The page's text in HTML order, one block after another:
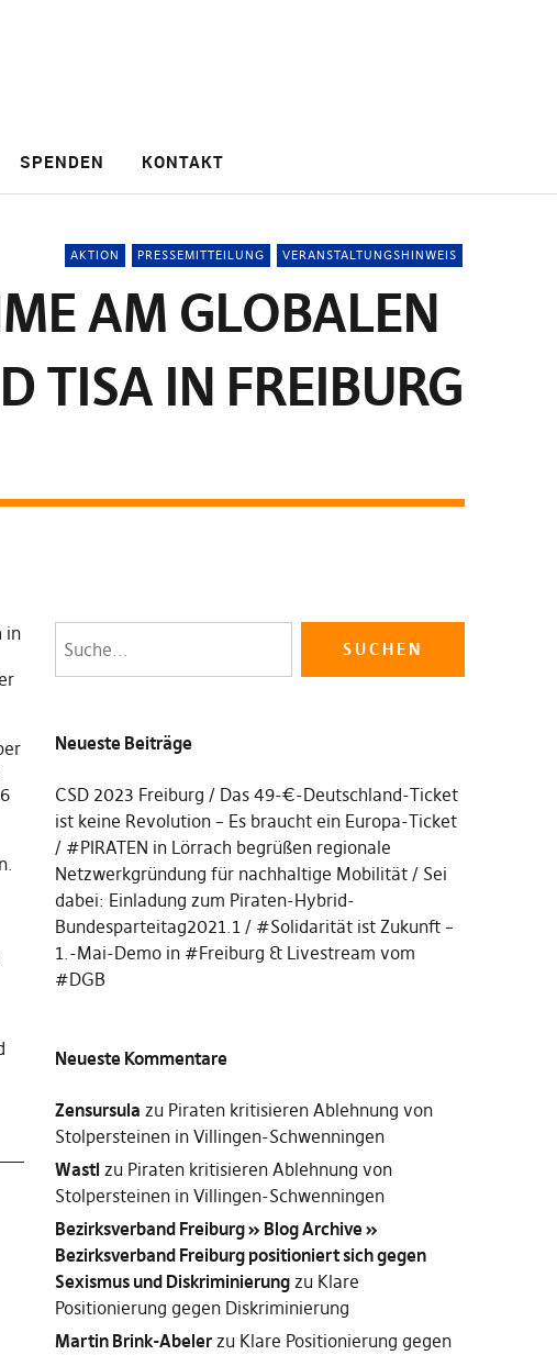
SPENDEN KONTAKT
AKTION PRESSEMITTEILUNG VERANSTALTUNGSHINWEIS
AM GLOBALEN
TISA IN FREIBURG
in
Neueste Beiträge
CSD 2023 Freiburg
Das 49-€-Deutschland-Ticket
ist keine Revolution – Es braucht ein Europa-Ticket
#PIRATEN in Lörrach begrüßen regionale
Netzwerkgründung für nachhaltige Mobilität
Sei
dabei: Einladung zum Piraten-Hybrid-
Bundesparteitag2021.1
#Solidarität ist Zukunft –
1.-Mai-Demo in #Freiburg & Livestream vom
#DGB
Neueste Kommentare
Zensursula zu Piraten kritisieren Ablehnung von
Stolpersteinen in Villingen-Schwenningen
Wastl zu Piraten kritisieren Ablehnung von
Stolpersteinen in Villingen-Schwenningen
Bezirksverband Freiburg » Blog Archive »
Bezirksverband Freiburg positioniert sich gegen
Sexismus und Diskriminierungzu Klare
Positionierung gegen Diskriminierung
Martin Brink-Abelerzu Klare Positionierung gegen